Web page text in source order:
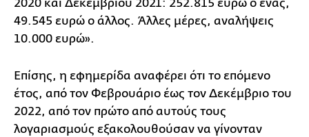
2020 και Δεκεμβρίου 2021: 252.815 ευρώ ο ένας,
49.545 ευρώ ο άλλος. Άλλες μέρες, αναλήψεις
10.000 ευρώ».
Επίσης, η εφημερίδα αναφέρει ότι το επόμενο
έτος, από τον Φεβρουάριο έως τον Δεκέμβριο του
2022, από τον πρώτο από αυτούς τους
λογαριασμούς εξακολουθούσαν να γίνονταν